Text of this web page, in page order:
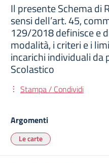
Il presente Schema di
sensi dell’art. 45,
129/2018 definisce e
modalità, i criteri e i
incarichi individuali da
Scolastico
Stampa / Condividi
Argomenti
Le carte